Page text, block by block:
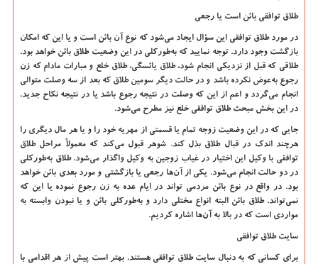
طلاق توافقی بائن است یا رجعی
در مورد طلاق توافقی این سؤال ایجاد می‌شود که نوع آن بائن است و یا این که امکان
بازگشت وجود دارد. توجه نمایید که به‌طورکلی در این وضعیت طلاق بائن خواهد بود.
طلاقی که قبل از نزدیکی انجام شود، طلاق یائسگی، طلاق خلع و مبارات مادام که زن
رجوع به‌عوض نکرده باشد و در حالت دیگر سومین طلاق که بعد از سه وصلت متوالی
انجام می‌گردد و اعم از این که وصلت در نتیجه رجوع باشد یا در نتیجه نکاح جدید.
در این بخش مبحث طلاق توافقی خلع نیز مطرح می‌شود.
جایی که در این وضعیت زوجه تمام یا قسمتی از مهریه خود را و یا هر مال دیگری را
هرچند اندک در قبال طلاق بذل کند. شوهر قبول می‌کند که معمولاً مراحل طلاق
توافقی با وکیل این اختیار در غیاب زوجین به وکیل واگذار می‌شود. طلاق به‌طورکلی
در دو حالت انجام می‌شود. یکی از آن‌ها رجعی یا بازگشتی و مورد بعدی بائن خواهد
بود. در واقع در نوع بائن مردمی تواند در ایام عده به زن رجوع نموده یا این که
نمی‌تواند. طلاق بائن البته انواع مختلی دارد و به‌طورکلی بائن و یا نبودن وابسته به
مواردی است که در بالا به آن‌ها اشاره کردیم.
سایت طلاق توافقی
برای کسانی که به دنبال سایت طلاق توافقی هستند. بهتر است پیش از هر اقدامی با